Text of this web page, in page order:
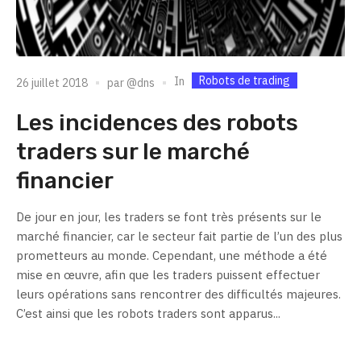
26 juillet 2018 par @dns In Robots de trading
Les incidences des robots
traders sur le marché
financier
De jour en jour, les traders se font très présents sur le
marché financier, car le secteur fait partie de l’un des plus
prometteurs au monde. Cependant, une méthode a été
mise en œuvre, afin que les traders puissent effectuer
leurs opérations sans rencontrer des difficultés majeures.
C’est ainsi que les robots traders sont apparus...